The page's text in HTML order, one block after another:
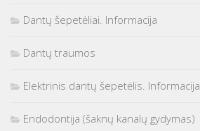
Dantų šepetėliai. Informacija
Dantų traumos
Elektrinis dantų šepetėlis. Informacija
Endodontija (šaknų kanalų gydymas)